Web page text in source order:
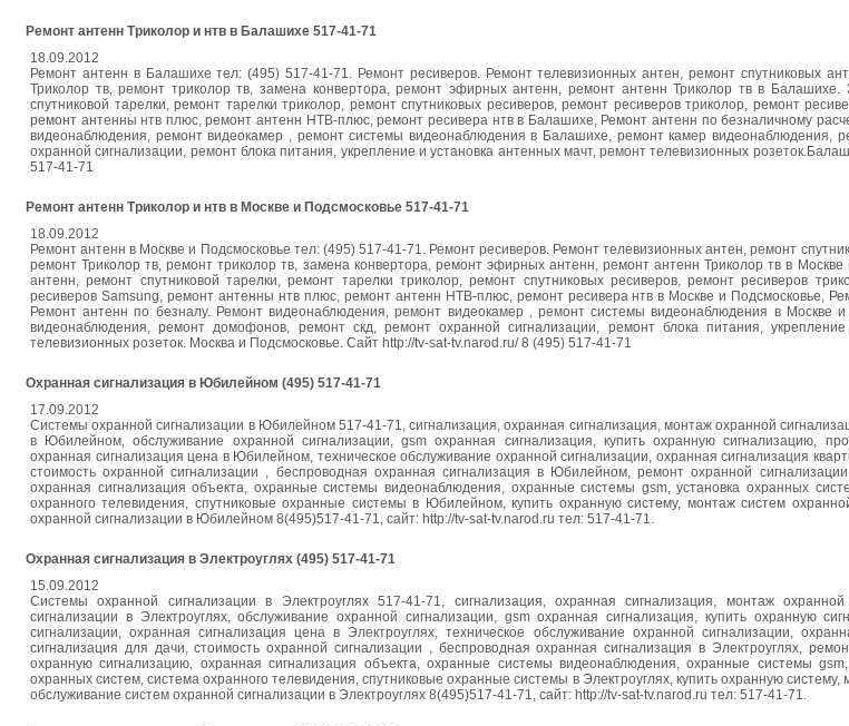
Ремонт антенн Триколор и нтв в Балашихе 517-41-71
18.09.2012
Ремонт антенн в Балашихе тел: (495) 517-41-71. Ремонт ресиверов. Ремонт телевизионных антен, ремонт спутниковых
Триколор тв, ремонт триколор тв, замена конвертора, ремонт эфирных антенн, ремонт антенн Триколор тв в
спутниковой тарелки, ремонт тарелки триколор, ремонт спутниковых ресиверов, ремонт ресиверов триколор, ремонт
ремонт антенны нтв плюс, ремонт антенн НТВ-плюс, ремонт ресивера нтв в Балашихе, Ремонт антенн по безналичному
видеонаблюдения, ремонт видеокамер , ремонт системы видеонаблюдения в Балашихе, ремонт камер видеонаблюдения,
охранной сигнализации, ремонт блока питания, укрепление и установка антенных мачт, ремонт телевизионных
517-41-71
Ремонт антенн Триколор и нтв в Москве и Подсмосковье 517-41-71
18.09.2012
Ремонт антенн в Москве и Подсмосковье тел: (495) 517-41-71. Ремонт ресиверов. Ремонт телевизионных антен, ремонт
ремонт Триколор тв, ремонт триколор тв, замена конвертора, ремонт эфирных антенн, ремонт антенн Триколор тв в
антенн, ремонт спутниковой тарелки, ремонт тарелки триколор, ремонт спутниковых ресиверов, ремонт ресиверов
ресиверов Samsung, ремонт антенны нтв плюс, ремонт антенн НТВ-плюс, ремонт ресивера нтв в Москве и Подсмосковье,
Ремонт антенн по безналу. Ремонт видеонаблюдения, ремонт видеокамер , ремонт системы видеонаблюдения в Москве
видеонаблюдения, ремонт домофонов, ремонт скд, ремонт охранной сигнализации, ремонт блока питания,
телевизионных розеток. Москва и Подсмосковье. Сайт http://tv-sat-tv.narod.ru/ 8 (495) 517-41-71
Охранная сигнализация в Юбилейном (495) 517-41-71
17.09.2012
Системы охранной сигнализации в Юбилейном 517-41-71, сигнализация, охранная сигнализация, монтаж охранной
в Юбилейном, обслуживание охранной сигнализации, gsm охранная сигнализация, купить охранную сигнализацию,
охранная сигнализация цена в Юбилейном, техническое обслуживание охранной сигнализации, охранная сигнализация
стоимость охранной сигнализации , беспроводная охранная сигнализация в Юбилейном, ремонт охранной
охранная сигнализация объекта, охранные системы видеонаблюдения, охранные системы gsm, установка охранных
охранного телевидения, спутниковые охранные системы в Юбилейном, купить охранную систему, монтаж систем
охранной сигнализации в Юбилейном 8(495)517-41-71, сайт: http://tv-sat-tv.narod.ru тел: 517-41-71.
Охранная сигнализация в Электроуглях (495) 517-41-71
15.09.2012
Системы охранной сигнализации в Электроуглях 517-41-71, сигнализация, охранная сигнализация, монтаж
сигнализации в Электроуглях, обслуживание охранной сигнализации, gsm охранная сигнализация, купить охранную
сигнализации, охранная сигнализация цена в Электроуглях, техническое обслуживание охранной сигнализации,
сигнализация для дачи, стоимость охранной сигнализации , беспроводная охранная сигнализация в Электроуглях,
охранную сигнализацию, охранная сигнализация объекта, охранные системы видеонаблюдения, охранные системы
охранных систем, система охранного телевидения, спутниковые охранные системы в Электроуглях, купить охранную
обслуживание систем охранной сигнализации в Электроуглях 8(495)517-41-71, сайт: http://tv-sat-tv.narod.ru тел: 517-41-71.